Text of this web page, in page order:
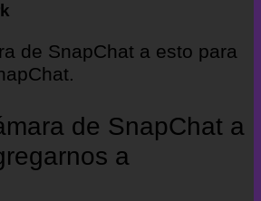
de SnapChat a esto para
de SnapChat a
a